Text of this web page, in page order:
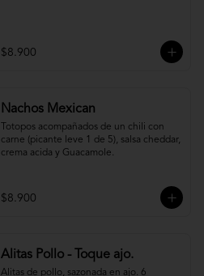
$8.900
Nachos Mexican
Totopos acompañados de un chili con
carne (picante leve 1 de 5), salsa cheddar,
crema acida y Guacamole.
$8.900
Alitas Pollo - Toque ajo.
Alitas de pollo, sazonada en ajo. 6